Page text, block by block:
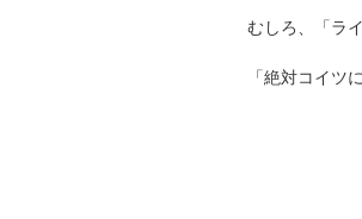
むしろ、「ラ
「絶対コイツ